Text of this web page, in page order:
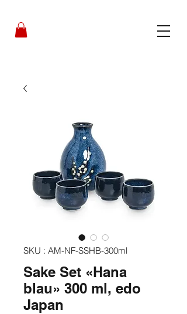
SKU : AM-NF-SSHB-300ml
Sake Set «Hana
blau» 300 ml, edo
Japan